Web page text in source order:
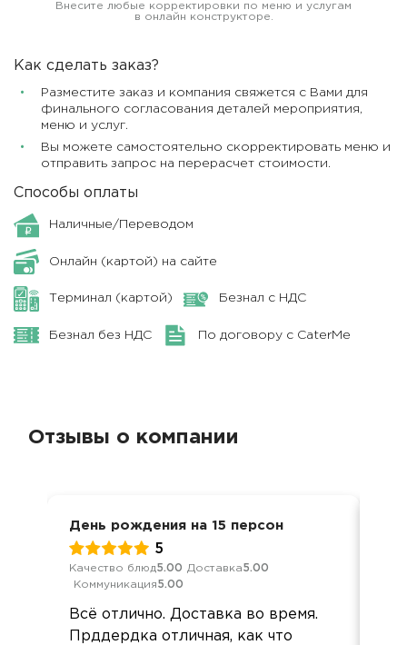
Внесите любые корректировки по меню и услугам
в онлайн конструкторе.
Как сделать заказ?
Разместите заказ и компания свяжется с Вами для
финального согласования деталей мероприятия,
меню и услуг.
Вы можете самостоятельно скорректировать меню и
отправить запрос на перерасчет стоимости.
Способы оплаты
Наличные/Переводом
Онлайн (картой) на сайте
Терминал (картой) Безнал с НДС
Безнал без НДС По договору с CaterMe
Отзывы о компании
День рождения на 15 персон
5
Качество блюд5.00 Доставка5.00
Коммуникация5.00
Всё отлично. Доставка во время.
Прддердка отличная, как что